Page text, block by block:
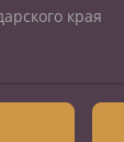
края